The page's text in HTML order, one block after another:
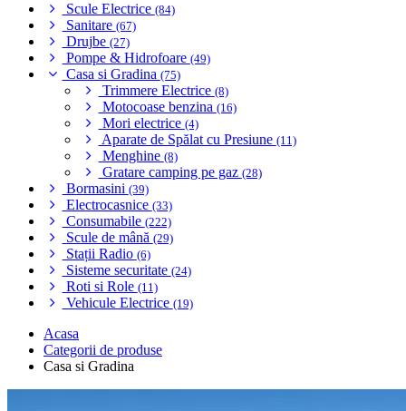
Scule Electrice (84)
Sanitare (67)
Drujbe (27)
Pompe & Hidrofoare (49)
Casa si Gradina (75)
Trimmere Electrice (8)
Motocoase benzina (16)
Mori electrice (4)
Aparate de Spălat cu Presiune (11)
Menghine (8)
Gratare camping pe gaz (28)
Bormasini (39)
Electrocasnice (33)
Consumabile (222)
Scule de mână (29)
Stații Radio (6)
Sisteme securitate (24)
Roti si Role (11)
Vehicule Electrice (19)
Acasa
Categorii de produse
Casa si Gradina